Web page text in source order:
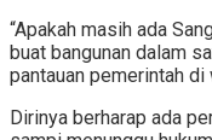
“Apakah masih ada
buat bangunan dalam
pantauan pemerintah di
Dirinya berharap ada